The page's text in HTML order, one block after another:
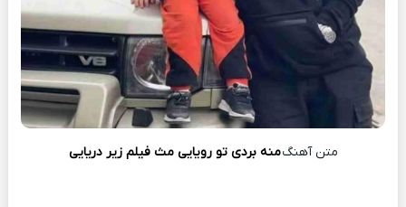
متن آهنگمنه بردی تو رویایی مث فیلم زیر دریایی